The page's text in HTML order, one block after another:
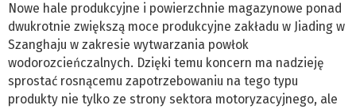
Nowe hale produkcyjne i powierzchnie magazynowe ponad
dwukrotnie zwiększą moce produkcyjne zakładu w Jiading w
Szanghaju w zakresie wytwarzania powłok
wodorozcieńczalnych. Dzięki temu koncern ma nadzieję
sprostać rosnącemu zapotrzebowaniu na tego typu
produkty nie tylko ze strony sektora motoryzacyjnego, ale